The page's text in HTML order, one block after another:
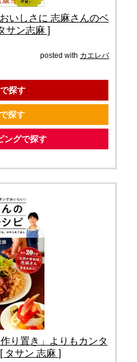
いしさに 志麻さんのベ
サン志麻 ]
posted with カエレバ
探す
探す
ングで探す
り置き」よりもカンタ
タサン 志麻 ]